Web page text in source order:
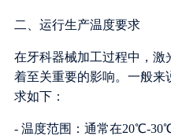
二、运行生产温度要求
在牙科器械加工过程中，
着至关重要的影响。一般
求如下：
- 温度范围：通常在20℃-